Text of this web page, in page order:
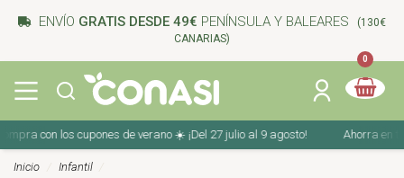
ENVÍO GRATIS DESDE 49€ PENÍNSULA Y BALEARES
(130€
CANARIAS)
0
con los cupones de verano ☀️ ¡Del 27 julio al 9 agosto! Ahorra en tu
Inicio Infantil